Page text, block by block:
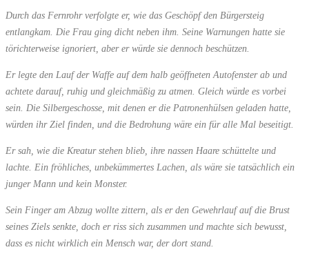
Durch das Fernrohr verfolgte er, wie das Geschöpf den Bürgersteig
entlangkam. Die Frau ging dicht neben ihm. Seine Warnungen hatte sie
törichterweise ignoriert, aber er würde sie dennoch beschützen.
Er legte den Lauf der Waffe auf dem halb geöffneten Autofenster ab und
achtete darauf, ruhig und gleichmäßig zu atmen. Gleich würde es vorbei
sein. Die Silbergeschosse, mit denen er die Patronenhülsen geladen hatte,
würden ihr Ziel finden, und die Bedrohung wäre ein für alle Mal beseitigt.
Er sah, wie die Kreatur stehen blieb, ihre nassen Haare schüttelte und
lachte. Ein fröhliches, unbekümmertes Lachen, als wäre sie tatsächlich ein
junger Mann und kein Monster.
Sein Finger am Abzug wollte zittern, als er den Gewehrlauf auf die Brust
seines Ziels senkte, doch er riss sich zusammen und machte sich bewusst,
dass es nicht wirklich ein Mensch war, der dort stand.